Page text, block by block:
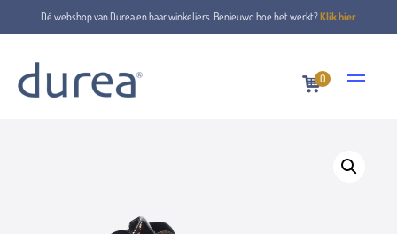
Dé webshop van Durea en haar winkeliers. Benieuwd hoe het werkt?Klik hier
0
Home Veterboots